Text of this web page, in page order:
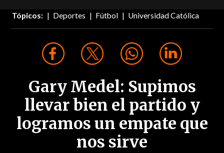
Tópicos: Deportes Fútbol Universidad Católica
Gary Medel: Supimos
llevar bien el partido y
logramos un empate que
nos sirve